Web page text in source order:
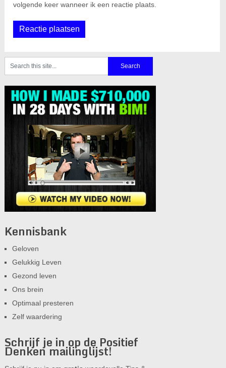
volgende keer wanneer ik een reactie plaats.
Kennisbank
Geloven
Gelukkig Leven
Gezond leven
Ons brein
Optimaal presteren
Zelf waardering
Schrijf je in op de Positief
Denken mailinglijst!